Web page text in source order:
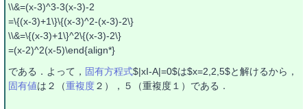
\\&=(x-3)^3-3(x-3)-2
=\{(x-3)+1\}\{(x-3)^2-(x-3)-2\}
\\&=\{(x-3)+1\}^2\{(x-3)-2\}
=(x-2)^2(x-5)\end{align*}
である．よって， 固有方程式$|xI-A|=0$は$x=2,2,5$と解けるから，
固有値は２（重複度２），５（重複度１）である．